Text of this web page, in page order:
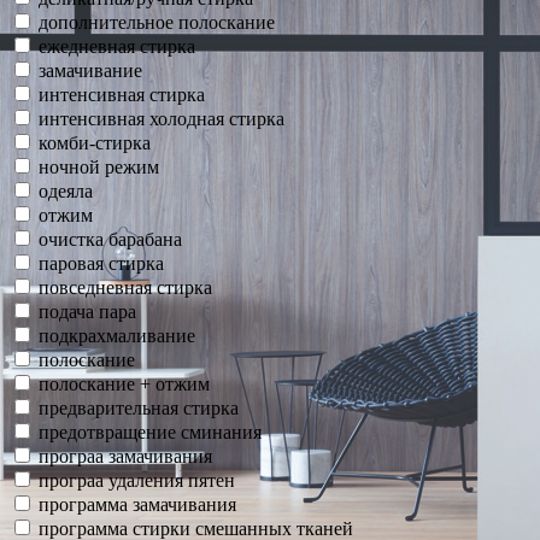
дополнительное полоскание
ежедневная стирка
замачивание
интенсивная стирка
интенсивная холодная стирка
комби-стирка
ночной режим
одеяла
отжим
очистка барабана
паровая стирка
повседневная стирка
подача пара
подкрахмаливание
полоскание
полоскание + отжим
предварительная стирка
предотвращение сминания
програа замачивания
програа удаления пятен
программа замачивания
программа стирки смешанных тканей